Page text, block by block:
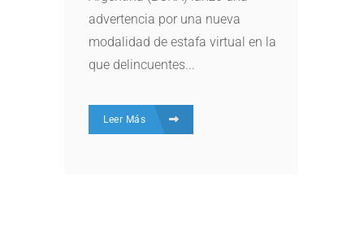
advertencia por una nueva
modalidad de estafa virtual en la
que delincuentes...
Leer Más